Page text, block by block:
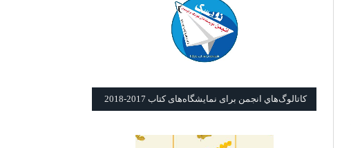
كاتالوگ‌هاي انجمن برای نمايشگاه‌های كتاب 2017-2018